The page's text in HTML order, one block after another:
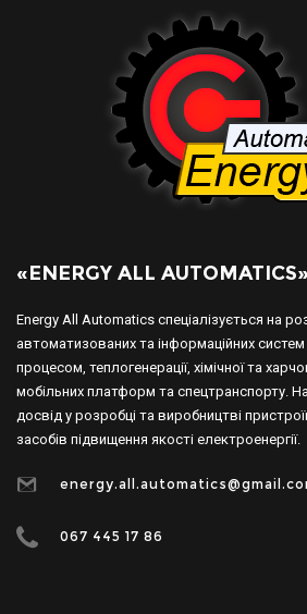
«ENERGY ALL AUTOMATICS»
Energy All Automatics спеціалізується на
автоматизованих та інформаційних систем
процесом, теплогенерації, хімічної та
мобільних платформ та спецтранспорту.
досвід у розробці та виробництві
засобів підвищення якості електроенергії.
067 445 17 86